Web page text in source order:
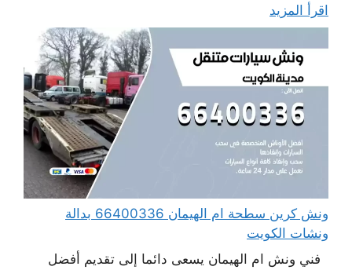
اقرأ المزيد
ونش كرين سطحة ام الهيمان 66400336 بدالة
ونشات الكويت
فني ونش ام الهيمان يسعى دائما إلى تقديم أفضل